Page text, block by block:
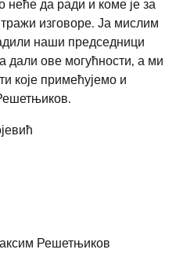
неће да ради и коме је за
изговоре. Ја мислим
наши председници
дали ове могућности, а ми
које примећујемо и
Решетњиков